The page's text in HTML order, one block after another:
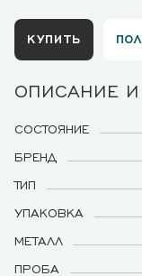
КУПИТЬ
ОПИСАНИЕ И
СОСТОЯНИЕ
БРЕНД
ТИП
УПАКОВКА
МЕТАЛЛ
ПРОБА